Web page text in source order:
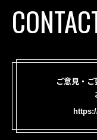
ご意見・